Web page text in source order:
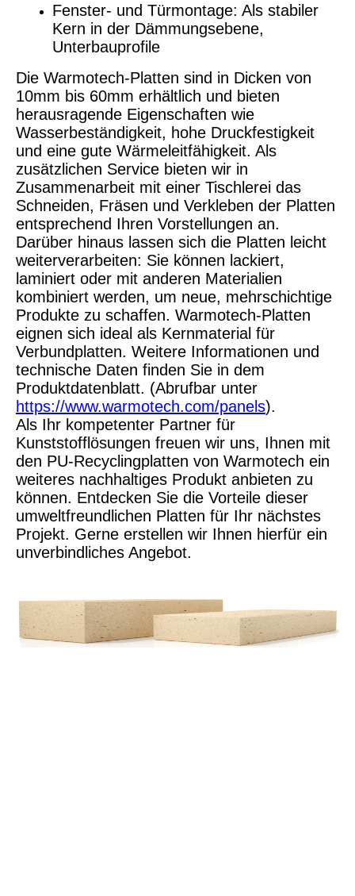
Fenster- und Türmontage: Als stabiler
Kern in der Dämmungsebene,
Unterbauprofile
Die Warmotech-Platten sind in Dicken von
10mm bis 60mm erhältlich und bieten
herausragende Eigenschaften wie
Wasserbeständigkeit, hohe Druckfestigkeit
und eine gute Wärmeleitfähigkeit. Als
zusätzlichen Service bieten wir in
Zusammenarbeit mit einer Tischlerei das
Schneiden, Fräsen und Verkleben der Platten
entsprechend Ihren Vorstellungen an.
Darüber hinaus lassen sich die Platten leicht
weiterverarbeiten: Sie können lackiert,
laminiert oder mit anderen Materialien
kombiniert werden, um neue, mehrschichtige
Produkte zu schaffen. Warmotech-Platten
eignen sich ideal als Kernmaterial für
Verbundplatten. Weitere Informationen und
technische Daten finden Sie in dem
Produktdatenblatt. (Abrufbar unter
https://www.warmotech.com/panels).
Als Ihr kompetenter Partner für
Kunststofflösungen freuen wir uns, Ihnen mit
den PU-Recyclingplatten von Warmotech ein
weiteres nachhaltiges Produkt anbieten zu
können. Entdecken Sie die Vorteile dieser
umweltfreundlichen Platten für Ihr nächstes
Projekt. Gerne erstellen wir Ihnen hierfür ein
unverbindliches Angebot.